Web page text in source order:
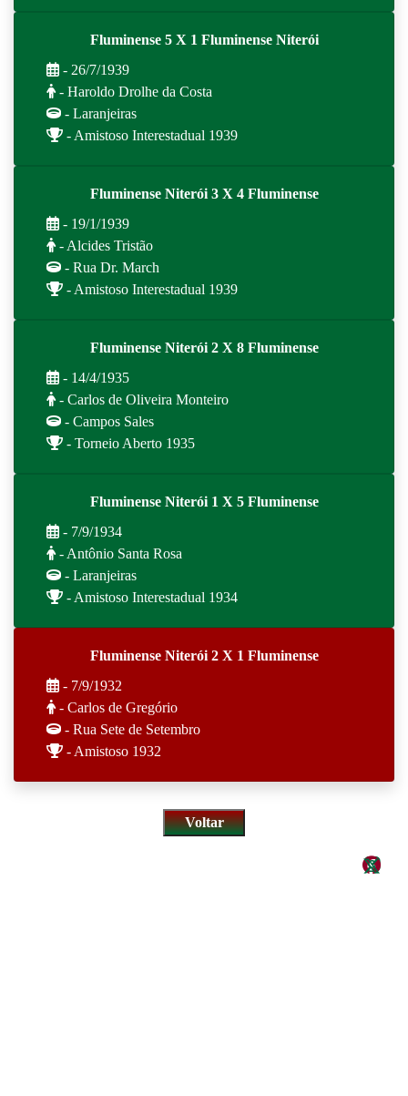
Fluminense 5 X 1 Fluminense Niterói
- 26/7/1939
- Haroldo Drolhe da Costa
- Laranjeiras
- Amistoso Interestadual 1939
Fluminense Niterói 3 X 4 Fluminense
- 19/1/1939
- Alcides Tristão
- Rua Dr. March
- Amistoso Interestadual 1939
Fluminense Niterói 2 X 8 Fluminense
- 14/4/1935
- Carlos de Oliveira Monteiro
- Campos Sales
- Torneio Aberto 1935
Fluminense Niterói 1 X 5 Fluminense
- 7/9/1934
- Antônio Santa Rosa
- Laranjeiras
- Amistoso Interestadual 1934
Fluminense Niterói 2 X 1 Fluminense
- 7/9/1932
- Carlos de Gregório
- Rua Sete de Setembro
- Amistoso 1932